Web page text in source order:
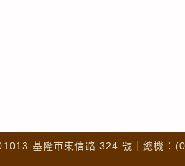
基隆市東信路 324 號｜總機